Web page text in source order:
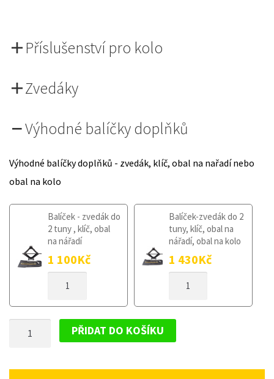
Příslušenství pro kolo
Zvedáky
Výhodné balíčky doplňků
Výhodné balíčky doplňků - zvedák, klíč, obal na nařadí nebo
obal na kolo
Balíček - zvedák do
2 tuny , klíč, obal
na nářadí
1 100Kč
KOLESO
2019
Balíček-zvedák do 2
tuny, klíč, obal na
nářadí, obal na kolo
1 430Kč
KOLESO
2019
XCEED
PŘIDAT DO KOŠÍKU